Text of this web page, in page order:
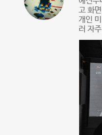
고 화
개인
러 자